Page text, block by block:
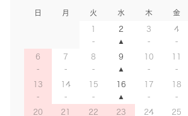
日 月 火 水 木 金
1 2 3 4
6 7 8 9 10 11
13 14 15 16 17 18
20 21 22 23 24 25